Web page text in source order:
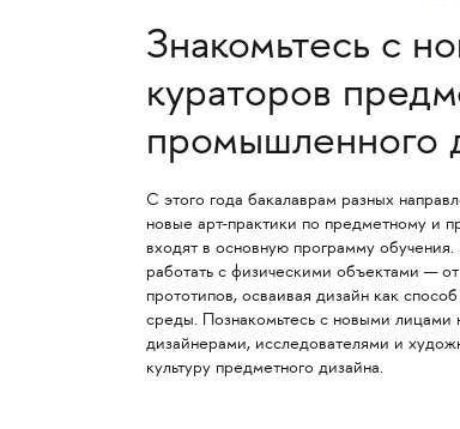
Знакомьтесь с
кураторов
промышленного
С этого года бакалаврам разных
новые арт-практики по предметному и
входят в основную программу
работать с физическими объектами —
прототипов, осваивая дизайн как
среды. Познакомьтесь с новыми
дизайнерами, исследователями и
культуру предметного дизайна.